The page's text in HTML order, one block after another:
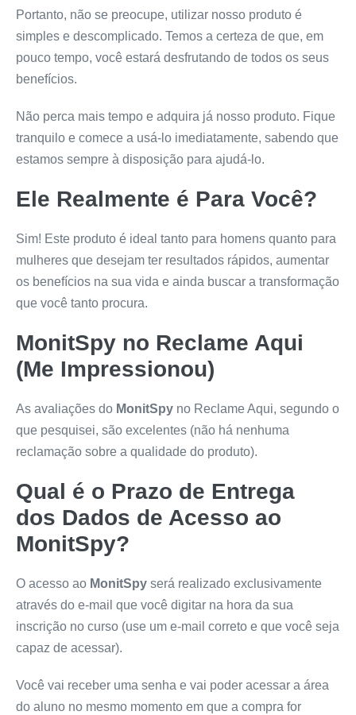
Portanto, não se preocupe, utilizar nosso produto é
simples e descomplicado. Temos a certeza de que, em
pouco tempo, você estará desfrutando de todos os seus
benefícios.
Não perca mais tempo e adquira já nosso produto. Fique
tranquilo e comece a usá-lo imediatamente, sabendo que
estamos sempre à disposição para ajudá-lo.
Ele Realmente é Para Você?
Sim! Este produto é ideal tanto para homens quanto para
mulheres que desejam ter resultados rápidos, aumentar
os benefícios na sua vida e ainda buscar a transformação
que você tanto procura.
MonitSpy no Reclame Aqui
(Me Impressionou)
As avaliações do MonitSpy no Reclame Aqui, segundo o
que pesquisei, são excelentes (não há nenhuma
reclamação sobre a qualidade do produto).
Qual é o Prazo de Entrega
dos Dados de Acesso ao
MonitSpy?
O acesso ao MonitSpy será realizado exclusivamente
através do e-mail que você digitar na hora da sua
inscrição no curso (use um e-mail correto e que você seja
capaz de acessar).
Você vai receber uma senha e vai poder acessar a área
do aluno no mesmo momento em que a compra for